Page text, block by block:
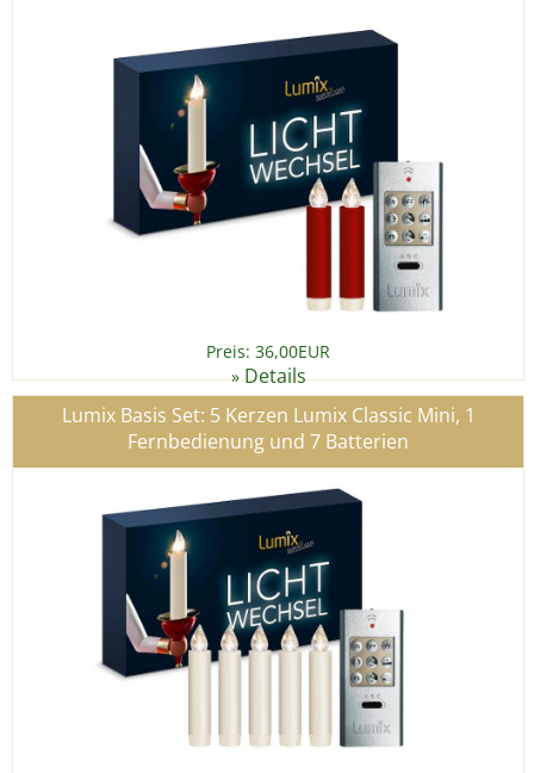
Preis: 36,00EUR
»Details
Lumix Basis Set: 5 Kerzen Lumix Classic Mini, 1
Fernbedienung und 7 Batterien